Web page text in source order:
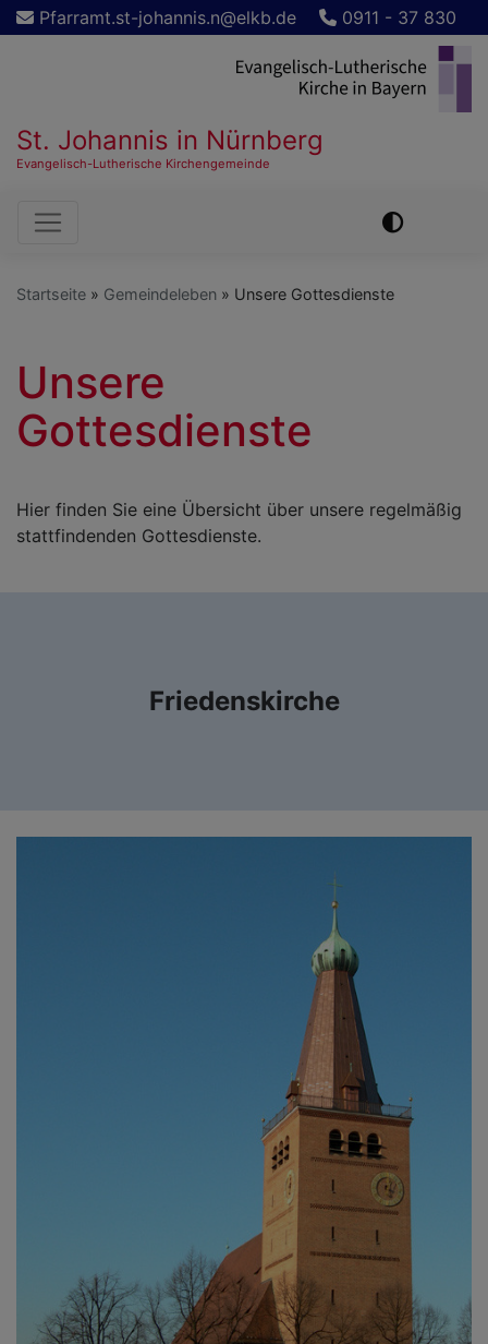
Direkt
zum
Pfarramt.st-johannis.n@elkb.de 0911 - 37 830
St. Johannis in Nürnberg
Evangelisch-Lutherische Kirchengemeinde
Hauptnavigation
Startseite Gemeindeleben Unsere Gottesdienste
Unsere
Gottesdienste
Hier finden Sie eine Übersicht über unsere regelmäßig
stattfindenden Gottesdienste.
Friedenskirche